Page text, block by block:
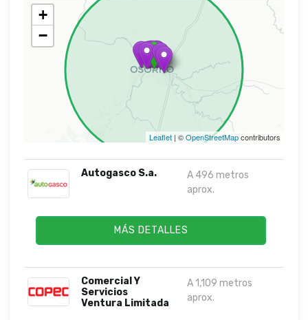
+
−
Leaflet | ©OpenStreetMapcontributors
Autogasco S.a.
A 496 metros
aprox.
MÁS DETALLES
Comercial Y
Servicios
Ventura Limitada
A 1,109 metros
aprox.